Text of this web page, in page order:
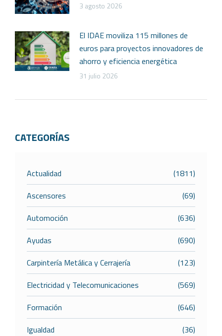
3 agosto 2026
El IDAE moviliza 115 millones de
euros para proyectos innovadores de
ahorro y eficiencia energética
31 julio 2026
CATEGORÍAS
Actualidad
(1811)
Ascensores
(69)
Automoción
(636)
Ayudas
(690)
Carpintería Metálica y Cerrajería
(123)
Electricidad y Telecomunicaciones
(569)
Formación
(646)
Igualdad
(36)